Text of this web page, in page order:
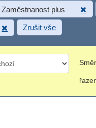
plus
Zrušit vše
Směr